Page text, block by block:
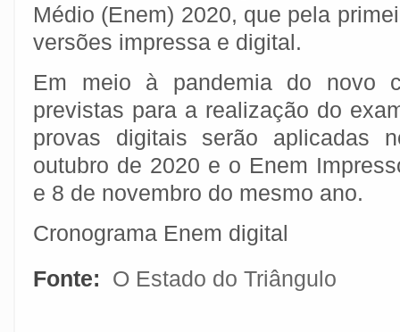
Médio (Enem) 2020, que pela
versões impressa e digital.
Em meio à pandemia do novo
previstas para a realização do
provas digitais serão aplicadas
outubro de 2020 e o Enem
e 8 de novembro do mesmo ano.
Cronograma Enem digital
Fonte:
O Estado do Triângulo